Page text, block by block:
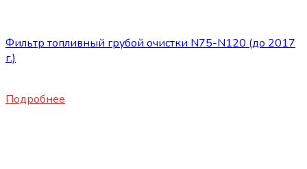
Фильтр топливный грубой очистки N75-N120 (до 2017
г.)
Подробнее